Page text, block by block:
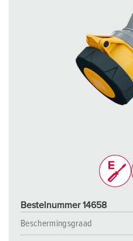
Bestelnummer 14658
Beschermingsgraad